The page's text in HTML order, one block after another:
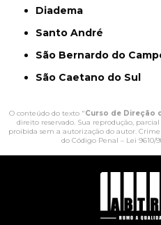
Diadema
Santo André
São Bernardo do
São Caetano do Sul
O conteúdo do texto "Curso de Direção
direito reservado. Sua reprodução,
proibida sem a autorização do autor.
do Código Penal – Lei 9610/